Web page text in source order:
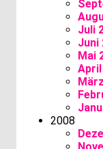
Juli
Juni
Mai
April
2008